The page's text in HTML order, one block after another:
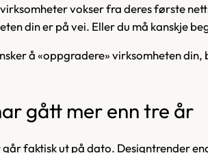
vokser fra deres første
din er på vei. Eller du må kanskje
å «oppgradere» virksomheten
gått mer enn tre år
faktisk ut på dato. Designtrender